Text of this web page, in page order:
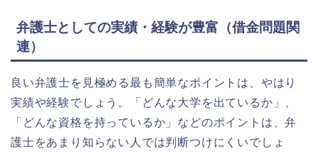
弁護士としての実績・経験が豊富（借金問題関
連）
良い弁護士を見極める最も簡単なポイントは、やはり
実績や経験でしょう。「どんな大学を出ているか」、
「どんな資格を持っているか」などのポイントは、弁
護士をあまり知らない人では判断つけにくいでしょ